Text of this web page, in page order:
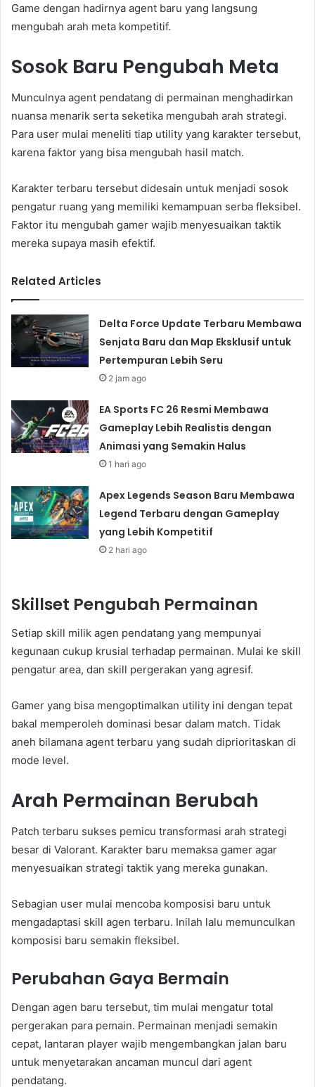
Game dengan hadirnya agent baru yang langsung
mengubah arah meta kompetitif.
Sosok Baru Pengubah Meta
Munculnya agent pendatang di permainan menghadirkan
nuansa menarik serta seketika mengubah arah strategi.
Para user mulai meneliti tiap utility yang karakter tersebut,
karena faktor yang bisa mengubah hasil match.
Karakter terbaru tersebut didesain untuk menjadi sosok
pengatur ruang yang memiliki kemampuan serba fleksibel.
Faktor itu mengubah gamer wajib menyesuaikan taktik
mereka supaya masih efektif.
Related Articles
Delta Force Update Terbaru Membawa
Senjata Baru dan Map Eksklusif untuk
Pertempuran Lebih Seru
2 jam ago
EA Sports FC 26 Resmi Membawa
Gameplay Lebih Realistis dengan
Animasi yang Semakin Halus
1 hari ago
Apex Legends Season Baru Membawa
Legend Terbaru dengan Gameplay
yang Lebih Kompetitif
2 hari ago
Skillset Pengubah Permainan
Setiap skill milik agen pendatang yang mempunyai
kegunaan cukup krusial terhadap permainan. Mulai ke skill
pengatur area, dan skill pergerakan yang agresif.
Gamer yang bisa mengoptimalkan utility ini dengan tepat
bakal memperoleh dominasi besar dalam match. Tidak
aneh bilamana agent terbaru yang sudah diprioritaskan di
mode level.
Arah Permainan Berubah
Patch terbaru sukses pemicu transformasi arah strategi
besar di Valorant. Karakter baru memaksa gamer agar
menyesuaikan strategi taktik yang mereka gunakan.
Sebagian user mulai mencoba komposisi baru untuk
mengadaptasi skill agen terbaru. Inilah lalu memunculkan
komposisi baru semakin fleksibel.
Perubahan Gaya Bermain
Dengan agen baru tersebut, tim mulai mengatur total
pergerakan para pemain. Permainan menjadi semakin
cepat, lantaran player wajib mengembangkan jalan baru
untuk menyetarakan ancaman muncul dari agent
pendatang.